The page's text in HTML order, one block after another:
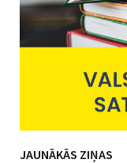
JAUNĀKĀS ZIŅAS